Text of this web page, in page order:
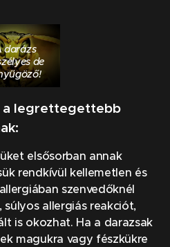
darázs
de
a legrettegettebb
elsősorban annak
rendkívül kellemetlen és
szenvedőknél
súlyos allergiás reakciót,
is okozhat. Ha a darazsak
magukra vagy fészkükre